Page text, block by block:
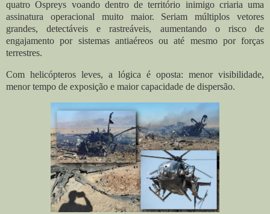
quatro Ospreys voando dentro de território inimigo criaria uma
assinatura operacional muito maior. Seriam múltiplos vetores
grandes, detectáveis e rastreáveis, aumentando o risco de
engajamento por sistemas antiaéreos ou até mesmo por forças
terrestres.
Com helicópteros leves, a lógica é oposta: menor visibilidade,
menor tempo de exposição e maior capacidade de dispersão.